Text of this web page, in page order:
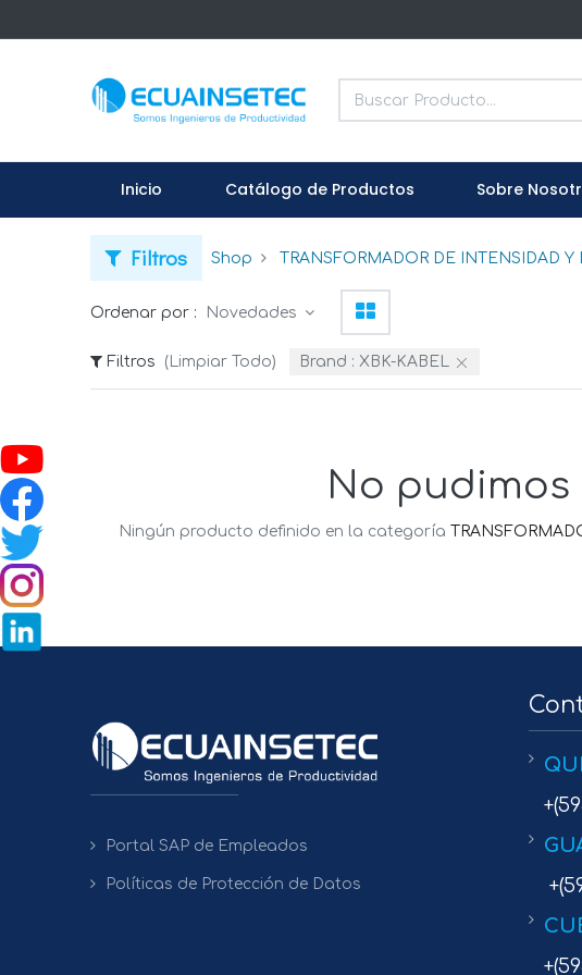
Inicio Catálogo de Productos Sobre
Filtros Shop TRANSFORMADOR DE INTENSIDAD Y
Ordenar por : Novedades
Filtros (Limpiar Todo) Brand : XBK-KABEL
No
Ningún producto definido en la categoría
Portal SAP de Empleados
Políticas de Protección de Datos